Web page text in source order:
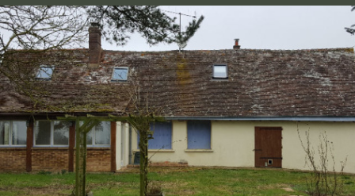
5KM 10KM 25KM
RECHERCHER
+ de critères
+